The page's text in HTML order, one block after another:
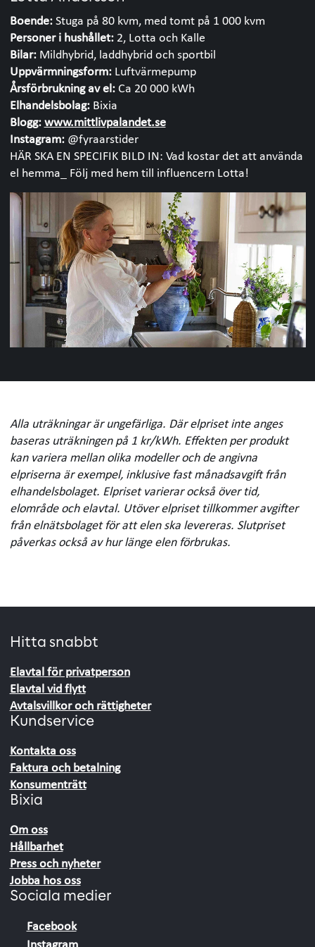
Induktionshäll,
en platta (20
min)
3 000 1
Mikro full effekt
(2 min)
1 000
Ugn (1h)
2 300
Kylskåp, nytt (per
år)
100–120
Kylskåp äldre än
500
Kylskåp äldre än
20 år (per år)
Frys, ny (per år)
250
Frys äldre än 10
år (per år)
450
Frys äldre än 20
år (per år)
800
klass B (2h)
Golvvärme 1m2
(24h)
128
Elektrisk
handdukstork
(24h)
30–200
Rakapparat 5
min/dag (1 mån)
5
Plattång 10
min/dag (1 mån)
55 ≈ 0,276
Hårfön 10
min/dag (1 mån)
2 200 0,367
500
300–500
Ladda
smartphone
2h/dag (1 mån)
5
Ladda laptop
2h/dag (1 mån)
Boende: Stuga på 80 kvm, med tomt på 1 000 kvm
Personer i hushållet:2, Lotta och Kalle
Bilar: Mildhybrid, laddhybrid och sportbil
Uppvärmningsform: Luftvärmepump
Årsförbrukning av el:Ca 20 000 kWh
Elhandelsbolag: Bixia
Blogg: www.mittlivpalandet.se
Instagram: @fyraarstider
HÄR SKA EN SPECIFIK BILD IN: Vad kostar det att använda
el hemma_ Följ med hem till influencern Lotta!
Alla uträkningar är ungefärliga. Där elpriset inte anges
baseras uträkningen på 1 kr/kWh. Effekten per produkt
kan variera mellan olika modeller och de angivna
elpriserna är exempel, inklusive fast månadsavgift från
elhandelsbolaget. Elpriset varierar också över tid,
elområde och elavtal. Utöver elpriset tillkommer avgifter
från elnätsbolaget för att elen ska levereras. Slutpriset
påverkas också av hur länge elen förbrukas.
Hitta snabbt
Elavtal för privatperson
Elavtal vid flytt
Avtalsvillkor och rättigheter
Kundservice
Kontakta oss
Faktura och betalning
Konsumenträtt
Bixia
Om oss
Hållbarhet
Press och nyheter
Jobba hos oss
Sociala medier
Facebook
Instagram